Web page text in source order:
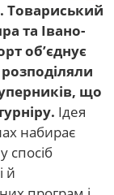
Товариський
та Івано-
об’єднує
що
Ідея
набирає
спосіб
й